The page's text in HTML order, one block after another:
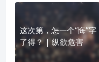
这次第，怎一个“悔”字
了得？ | 纵欲危害